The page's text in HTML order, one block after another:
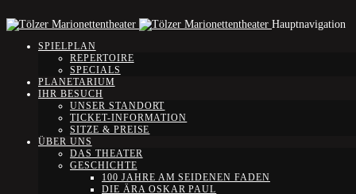
Hauptnavigation
SPIELPLAN
REPERTOIRE
SPECIALS
PLANETARIUM
IHR BESUCH
UNSER STANDORT
TICKET-INFORMATION
SITZE & PREISE
ÜBER UNS
DAS THEATER
GESCHICHTE
100 JAHRE AM SEIDENEN FADEN
DIE ÄRA OSKAR PAUL